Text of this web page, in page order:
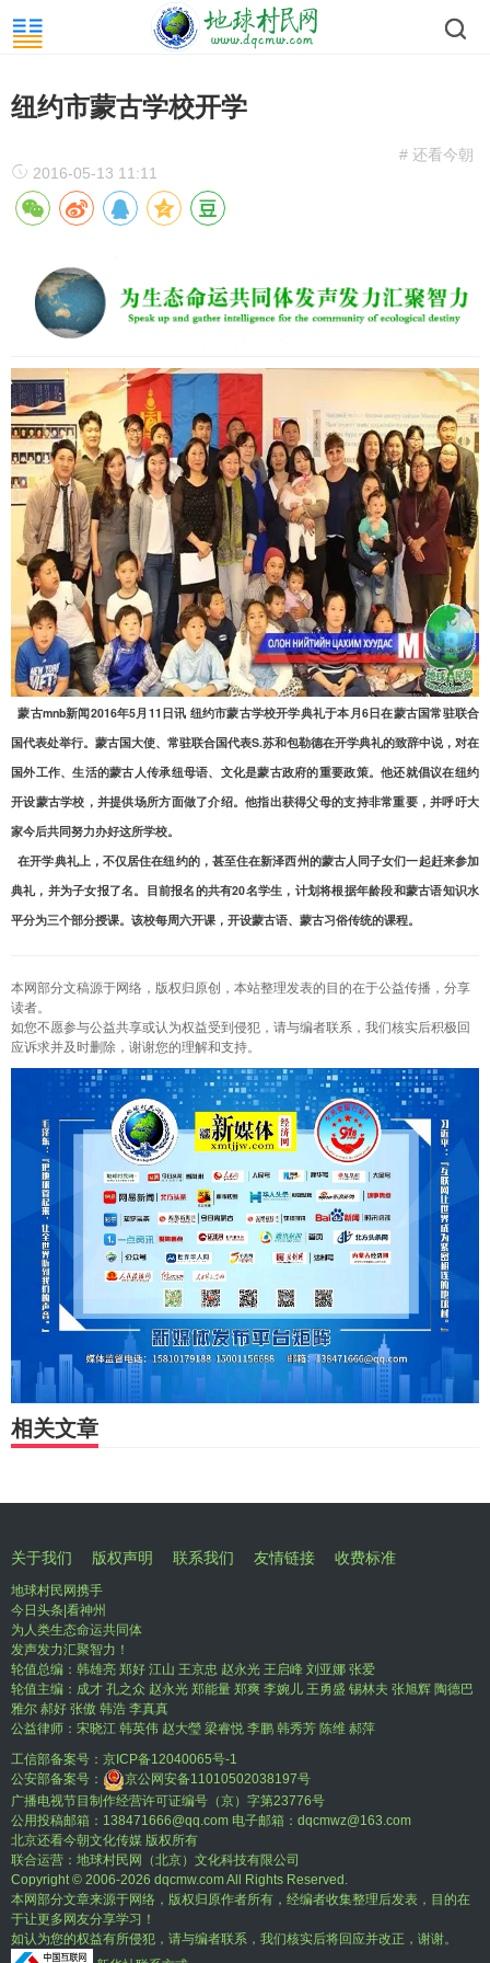
纽约市蒙古学校开学
# 还看今朝
2016-05-13 11:11
蒙古mnb新闻2016年5月11日讯 纽约市蒙古学校开学典礼于本月6日在蒙古国常驻联合
国代表处举行。蒙古国大使、常驻联合国代表S.苏和包勒德在开学典礼的致辞中说，对在
国外工作、生活的蒙古人传承纽母语、文化是蒙古政府的重要政策。他还就倡议在纽约
开设蒙古学校，并提供场所方面做了介绍。他指出获得父母的支持非常重要，并呼吁大
家今后共同努力办好这所学校。
在开学典礼上，不仅居住在纽约的，甚至住在新泽西州的蒙古人同子女们一起赶来参加
典礼，并为子女报了名。目前报名的共有20名学生，计划将根据年龄段和蒙古语知识水
平分为三个部分授课。该校每周六开课，开设蒙古语、蒙古习俗传统的课程。
本网部分文稿源于网络，版权归原创，本站整理发表的目的在于公益传播，分享
读者。
如您不愿参与公益共享或认为权益受到侵犯，请与编者联系，我们核实后积极回
应诉求并及时删除，谢谢您的理解和支持。
相关文章
关于我们 版权声明 联系我们 友情链接 收费标准
地球村民网携手
今日头条|看神州
为人类生态命运共同体
发声发力汇聚智力！
轮值总编：韩雄亮 郑好 江山 王京忠 赵永光 王启峰 刘亚娜 张爱
轮值主编：成才 孔之众 赵永光 郑能量 郑爽 李婉儿 王勇盛 锡林夫 张旭辉 陶德巴
雅尔 郝好 张傲 韩浩 李真真
公益律师：宋晓江 韩英伟 赵大瑩 梁睿悦 李鹏 韩秀芳 陈维 郝萍
工信部备案号： 京ICP备12040065号-1
公安部备案号：
京公网安备11010502038197号
广播电视节目制作经营许可证编号（京）字第23776号
公用投稿邮箱：138471666@qq.com 电子邮箱：dqcmwz@163.com
北京还看今朝文化传媒 版权所有
联合运营：地球村民网（北京）文化科技有限公司
Copyright © 2006-2026 dqcmw.com All Rights Reserved.
本网部分文章来源于网络，版权归原作者所有，经编者收集整理后发表，目的在
于让更多网友分享学习！
如认为您的权益有所侵犯，请与编者联系，我们核实后将回应并改正，谢谢。